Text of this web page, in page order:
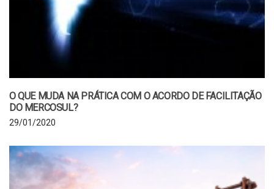
O QUE MUDA NA PRÁTICA COM O ACORDO DE FACILITAÇÃO
DO MERCOSUL?
29/01/2020